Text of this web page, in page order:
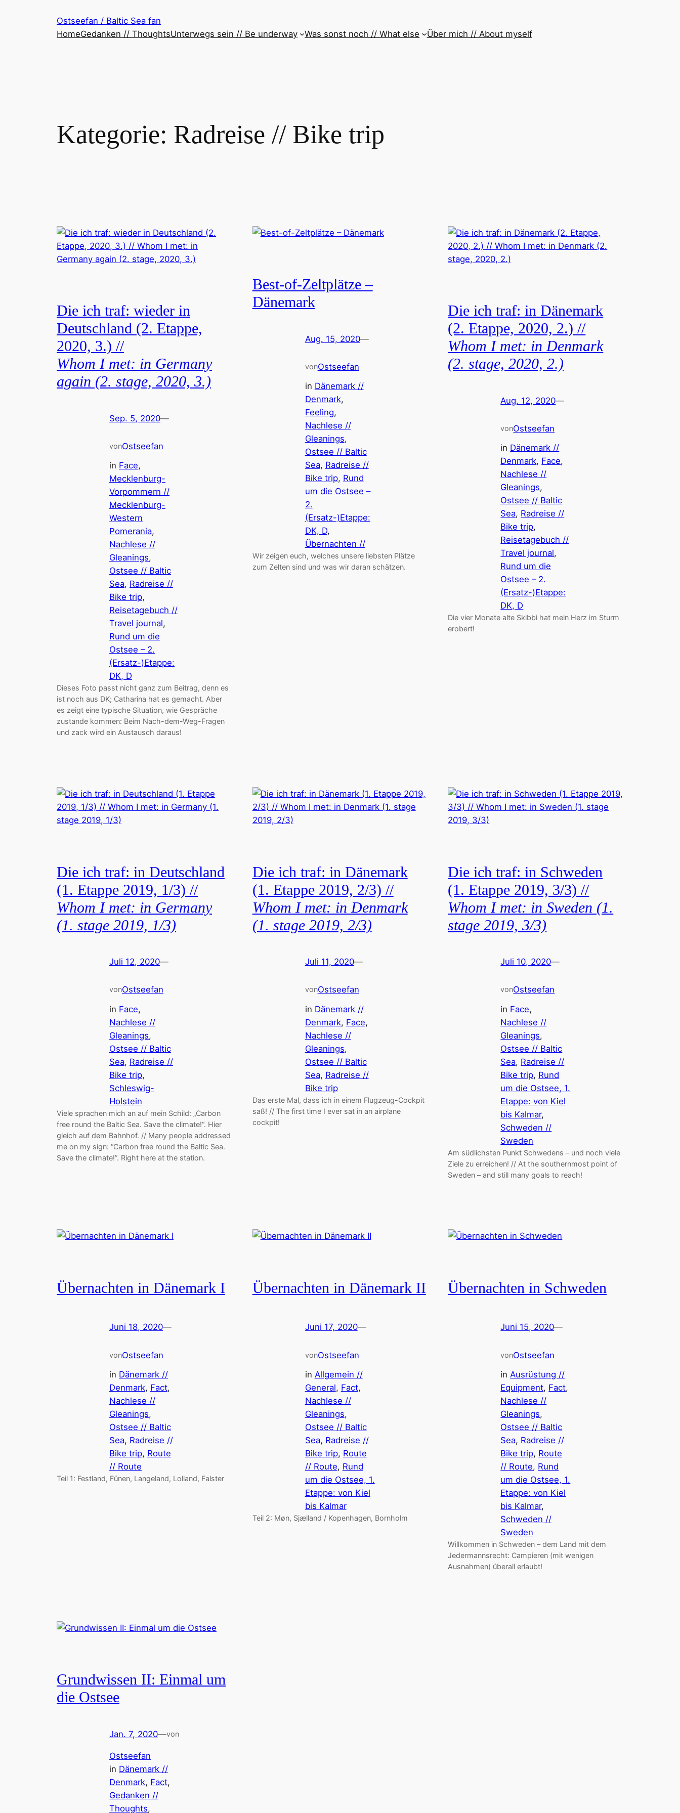
Ostseefan / Baltic Sea fan
HomeGedanken // ThoughtsUnterwegs sein // Be underway Was sonst noch // What else Über mich // About myself
Kategorie: Radreise // Bike trip
Die ich traf: wieder in
Deutschland (2. Etappe,
2020, 3.) //
Whom I met: in Germany
again (2. stage, 2020, 3.)
Sep. 5, 2020—
vonOstseefan
in Face
Mecklenburg-
Vorpommern //
Mecklenburg-
Western
Pomerania
Nachlese //
Gleanings
Ostsee // Baltic
Sea, Radreise //
Bike trip
Reisetagebuch //
Travel journal
Rund um die
Ostsee – 2.
(Ersatz-)Etappe:
DK, D
Dieses Foto passt nicht ganz zum Beitrag, denn es
ist noch aus DK; Catharina hat es gemacht. Aber
es zeigt eine typische Situation, wie Gespräche
zustande kommen: Beim Nach-dem-Weg-Fragen
und zack wird ein Austausch daraus!
Best-of-Zeltplätze –
Dänemark
Aug. 15, 2020—
vonOstseefan
in Dänemark //
Denmark
Feeling
Nachlese //
Gleanings
Ostsee // Baltic
Sea, Radreise //
Bike trip, Rund
um die Ostsee –
2.
(Ersatz-)Etappe:
DK, D
Übernachten //
Wir zeigen euch, welches unsere liebsten Plätze
zum Zelten sind und was wir daran schätzen.
Die ich traf: in Dänemark
(2. Etappe, 2020, 2.) //
Whom I met: in Denmark
(2. stage, 2020, 2.)
Aug. 12, 2020—
vonOstseefan
in Dänemark //
Denmark, Face
Nachlese //
Gleanings
Ostsee // Baltic
Sea, Radreise //
Bike trip
Reisetagebuch //
Travel journal
Rund um die
Ostsee – 2.
(Ersatz-)Etappe:
DK, D
Die vier Monate alte Skibbi hat mein Herz im Sturm
erobert!
Die ich traf: in Deutschland
(1. Etappe 2019, 1/3) //
Whom I met: in Germany
(1. stage 2019, 1/3)
Juli 12, 2020—
vonOstseefan
in Face
Nachlese //
Gleanings
Ostsee // Baltic
Sea, Radreise //
Bike trip
Schleswig-
Holstein
Viele sprachen mich an auf mein Schild: „Carbon
free round the Baltic Sea. Save the climate!“. Hier
gleich auf dem Bahnhof. // Many people addressed
me on my sign: “Carbon free round the Baltic Sea.
Save the climate!”. Right here at the station.
Die ich traf: in Dänemark
(1. Etappe 2019, 2/3) //
Whom I met: in Denmark
(1. stage 2019, 2/3)
Juli 11, 2020—
vonOstseefan
in Dänemark //
Denmark, Face
Nachlese //
Gleanings
Ostsee // Baltic
Sea, Radreise //
Bike trip
Das erste Mal, dass ich in einem Flugzeug-Cockpit
saß! // The first time I ever sat in an airplane
cockpit!
Die ich traf: in Schweden
(1. Etappe 2019, 3/3) //
Whom I met: in Sweden (1.
stage 2019, 3/3)
Juli 10, 2020—
vonOstseefan
in Face
Nachlese //
Gleanings
Ostsee // Baltic
Sea, Radreise //
Bike trip, Rund
um die Ostsee, 1.
Etappe: von Kiel
bis Kalmar
Schweden //
Sweden
Am südlichsten Punkt Schwedens – und noch viele
Ziele zu erreichen! // At the southernmost point of
Sweden – and still many goals to reach!
Übernachten in Dänemark I
Juni 18, 2020—
vonOstseefan
in Dänemark //
Denmark, Fact
Nachlese //
Gleanings
Ostsee // Baltic
Sea, Radreise //
Bike trip, Route
// Route
Teil 1: Festland, Fünen, Langeland, Lolland, Falster
Übernachten in Dänemark II
Juni 17, 2020—
vonOstseefan
in Allgemein //
General, Fact
Nachlese //
Gleanings
Ostsee // Baltic
Sea, Radreise //
Bike trip, Route
// Route, Rund
um die Ostsee, 1.
Etappe: von Kiel
bis Kalmar
Teil 2: Møn, Sjælland / Kopenhagen, Bornholm
Übernachten in Schweden
Juni 15, 2020—
vonOstseefan
in Ausrüstung //
Equipment, Fact
Nachlese //
Gleanings
Ostsee // Baltic
Sea, Radreise //
Bike trip, Route
// Route, Rund
um die Ostsee, 1.
Etappe: von Kiel
bis Kalmar
Schweden //
Sweden
Willkommen in Schweden – dem Land mit dem
Jedermannsrecht: Campieren (mit wenigen
Ausnahmen) überall erlaubt!
Grundwissen II: Einmal um
die Ostsee
Jan. 7, 2020—von
Ostseefan
in Dänemark //
Denmark, Fact
Gedanken //
Thoughts